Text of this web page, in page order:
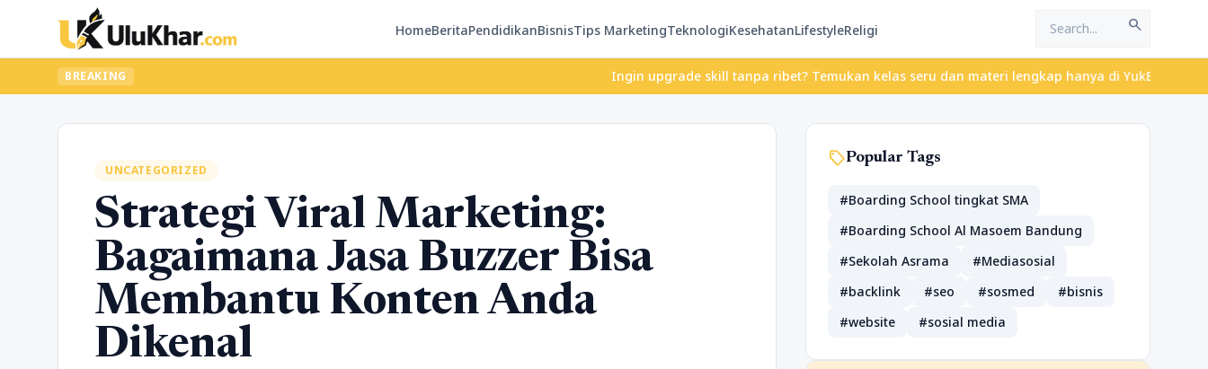
HomeBeritaPendidikanBisnisTips MarketingTeknologiKesehatanLifestyleReligi search
BREAKING Ingin upgrade skill tanpa ribet? Temukan kelas seru dan materi lengkap hanya di YukBelajar.com.
UNCATEGORIZED
Strategi Viral Marketing:
Bagaimana Jasa Buzzer Bisa
Membantu Konten Anda
Dikenal
sellPopular Tags
#Boarding School tingkat SMA
#Boarding School Al Masoem Bandung
#Sekolah Asrama
#Mediasosial
#backlink
#seo #sosmed
#bisnis
#website
#sosial media